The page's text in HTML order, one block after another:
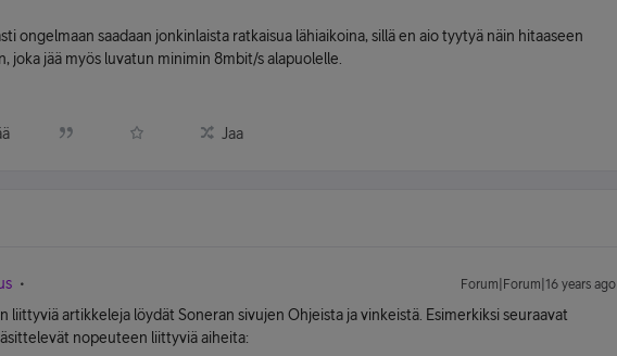
ongelmaan saadaan jonkinlaista ratkaisua lähiaikoina, sillä en aio tyytyä näin hitaaseen
joka jää myös luvatun minimin 8mbit/s alapuolelle.
Jaa
Forum|Forum|16 years ago
liittyviä artikkeleja löydät Soneran sivujen Ohjeista ja vinkeistä. Esimerkiksi seuraavat
nopeuteen liittyviä aiheita: